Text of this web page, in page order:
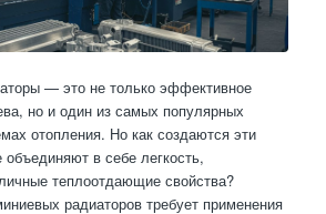
— это не только эффективное
но и один из самых популярных
отопления. Но как создаются эти
в себе легкость,
теплоотдающие свойства?
радиаторов требует применения